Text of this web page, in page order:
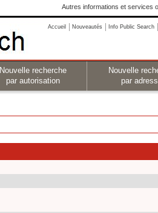
Autres informations et services
Accueil Nouveautés Info Public Search
Nouvelle recherche
par autorisation
Nouvelle
par